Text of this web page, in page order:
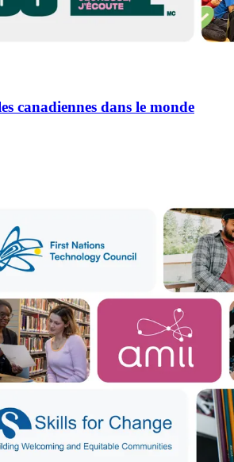
canadiennes dans le monde